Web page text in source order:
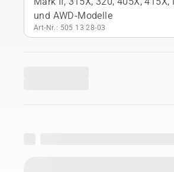
und AWD-Modelle
Art-Nr.: 505 13 28‑03